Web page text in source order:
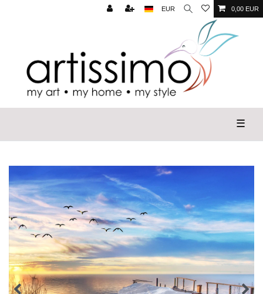
EUR 0,00 EUR
☰